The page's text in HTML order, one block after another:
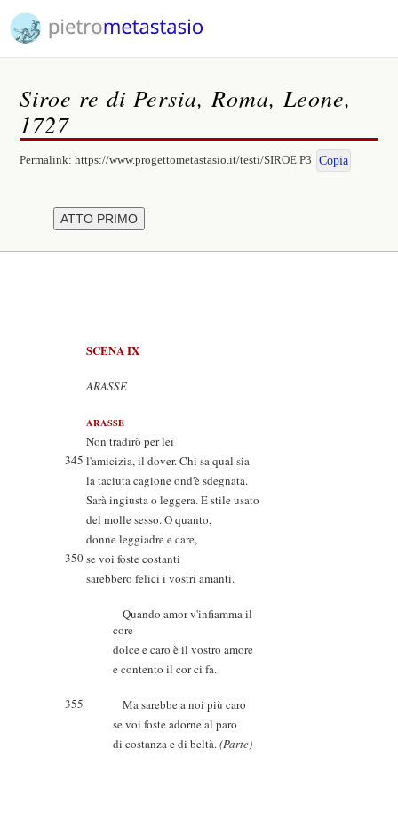
Siroe re di Persia, Roma, Leone,
1727
Permalink:https://www.progettometastasio.it/testi/SIROE|P3 Copia
SCENA IX
ARASSE
ARASSE
Non tradirò per lei
345 l'amicizia, il dover. Chi sa qual sia
la taciuta cagione ond'è sdegnata.
Sarà ingiusta o leggera. È stile usato
del molle sesso. O quanto,
donne leggiadre e care,
350se voi foste costanti
sarebbero felici i vostri amanti.
Quando amor v'infiamma il
core
dolce e caro è il vostro amore
e contento il cor ci fa.
355
Ma sarebbe a noi più caro
se voi foste adorne al paro
di costanza e di beltà.(Parte)